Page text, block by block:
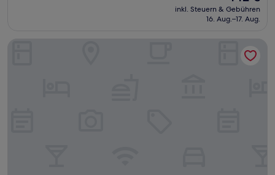
Preis
beträgt
inkl. Steuern & Gebühren
16. Aug.–17. Aug.
The Z Hotel Trafalgar